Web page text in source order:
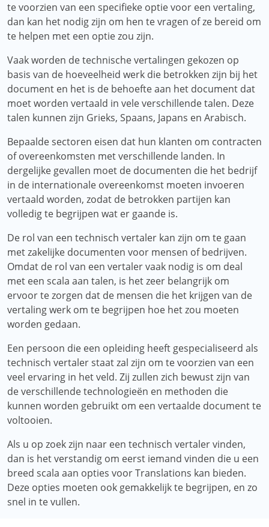
te voorzien van een specifieke optie voor een vertaling,
dan kan het nodig zijn om hen te vragen of ze bereid om
te helpen met een optie zou zijn.
Vaak worden de technische vertalingen gekozen op
basis van de hoeveelheid werk die betrokken zijn bij het
document en het is de behoefte aan het document dat
moet worden vertaald in vele verschillende talen. Deze
talen kunnen zijn Grieks, Spaans, Japans en Arabisch.
Bepaalde sectoren eisen dat hun klanten om contracten
of overeenkomsten met verschillende landen. In
dergelijke gevallen moet de documenten die het bedrijf
in de internationale overeenkomst moeten invoeren
vertaald worden, zodat de betrokken partijen kan
volledig te begrijpen wat er gaande is.
De rol van een technisch vertaler kan zijn om te gaan
met zakelijke documenten voor mensen of bedrijven.
Omdat de rol van een vertaler vaak nodig is om deal
met een scala aan talen, is het zeer belangrijk om
ervoor te zorgen dat de mensen die het krijgen van de
vertaling werk om te begrijpen hoe het zou moeten
worden gedaan.
Een persoon die een opleiding heeft gespecialiseerd als
technisch vertaler staat zal zijn om te voorzien van een
veel ervaring in het veld. Zij zullen zich bewust zijn van
de verschillende technologieën en methoden die
kunnen worden gebruikt om een ​​vertaalde document te
voltooien.
Als u op zoek zijn naar een technisch vertaler vinden,
dan is het verstandig om eerst iemand vinden die u een
breed scala aan opties voor Translations kan bieden.
Deze opties moeten ook gemakkelijk te begrijpen, en zo
snel in te vullen.